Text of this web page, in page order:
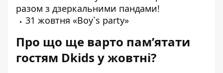
разом з дзеркальними пандами!
31 жовтня «Boy`s party»
Про що ще варто пам’ятати
гостям Dkids у жовтні?